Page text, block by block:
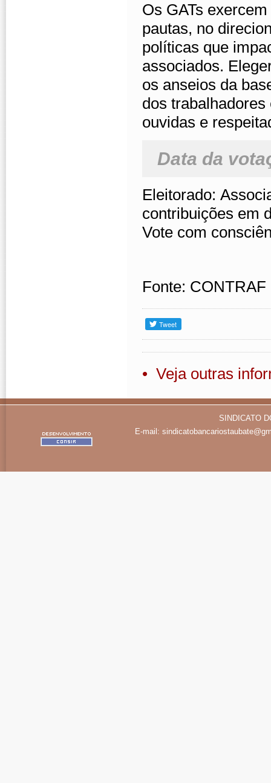
Os GATs
pautas, no
políticas que
associados.
os anseios da
dos
ouvidas e
Data da
Eleitorado:
contribuições em
Vote com
Fonte: CONTRAF
• Veja outras
SINDICATO
E-mail: